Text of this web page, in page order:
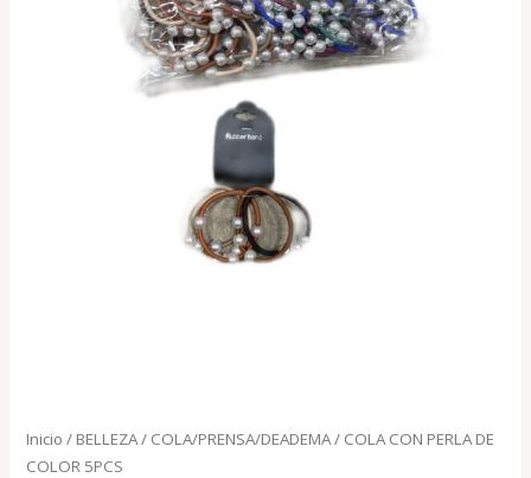
Inicio / BELLEZA/ COLA/PRENSA/DEADEMA/ COLA CON PERLA DE
COLOR 5PCS